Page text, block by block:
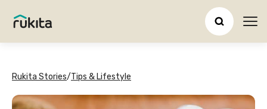
Rukita Stories/Tips & Lifestyle